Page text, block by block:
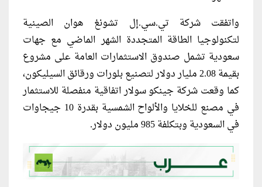
واتفقت شركة تي.سي.إل تشونغ هوان الصينية
لتكنولوجيا الطاقة المتجددة الشهر الماضي مع جهات
سعودية تشمل صندوق الاستثمارات العامة على مشروع
بقيمة 2.08 مليار دولار لتصنيع بلورات ورقائق السيليكون،
كما وقعت شركة جينكو سولار اتفاقية منفصلة للاستثمار
في مصنع للخلايا والألواح الشمسية بقدرة 10 جيجاوات
في السعودية وبتكلفة 985 مليون دولار.